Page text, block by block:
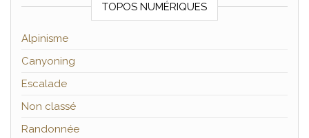
TOPOS NUMÉRIQUES
Alpinisme
Canyoning
Escalade
Non classé
Randonnée